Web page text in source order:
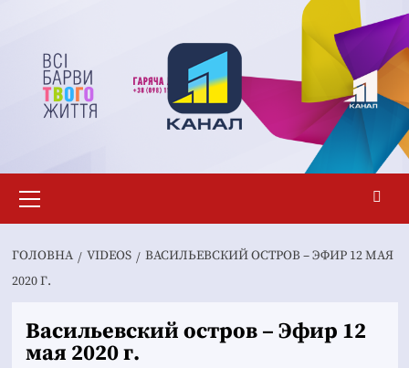
вмісту
меню
ГОЛОВНА VIDEOS
ВАСИЛЬЕВСКИЙ ОСТРОВ – ЭФИР 12 МАЯ
2020 Г.
Васильевский остров – Эфир 12
мая 2020 г.